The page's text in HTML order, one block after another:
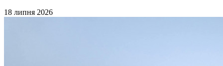
18 липня 2026